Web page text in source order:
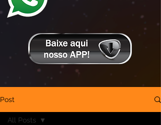
Post
All Posts